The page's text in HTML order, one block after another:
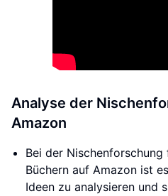
Analyse der
Amazon
Bei der
Büchern auf Amazon ist
Ideen zu analysieren und